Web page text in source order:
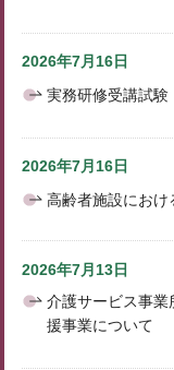
2026年7月16日
実務研修受講試験
2026年7月16日
高齢者施設におけ
2026年7月13日
介護サービス事業
援事業について